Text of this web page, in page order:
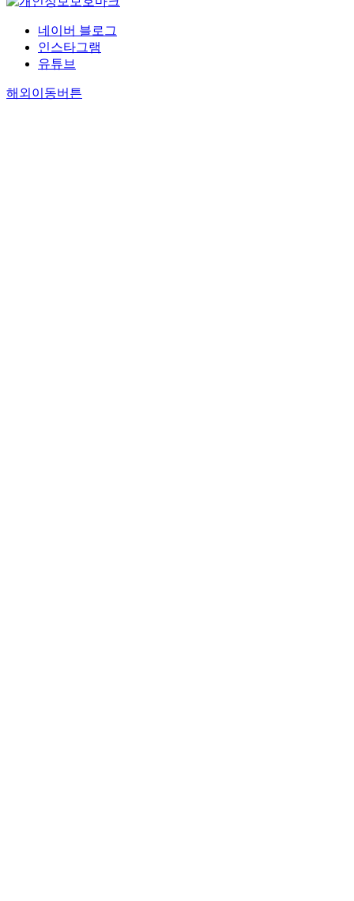
네이버 블로그
인스타그램
유튜브
해외이동버튼